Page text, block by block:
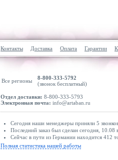
Контакты Доставка Оплата Гарантии
Все регионы
8-800-333-5792
(звонок бесплатный)
Отдел доставки: 8-800-333-5793
Электронная почта: info@artaban.ru
Сегодня наши менеджеры приняли 5
Последний заказ был сделан сегодня,
Сейчас в пути из Германии находится 412
Полная статистика нашей работы